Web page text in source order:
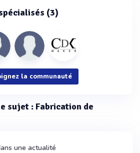
(3)
la communauté
sujet : Fabrication de
une actualité